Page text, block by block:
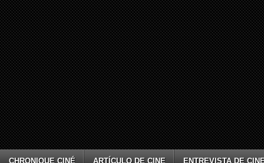
CHRONIQUE CINÉ ARTÍCULO DE CINE ENTREVISTA DE